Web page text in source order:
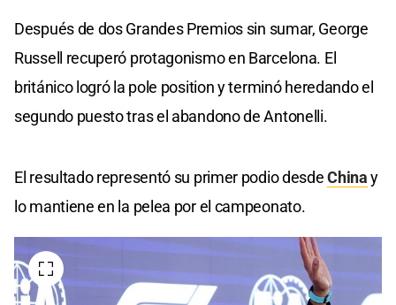
Después de dos Grandes Premios sin sumar, George
Russell recuperó protagonismo en Barcelona. El
británico logró la pole position y terminó heredando el
segundo puesto tras el abandono de Antonelli.
El resultado representó su primer podio desdeChinay
lo mantiene en la pelea por el campeonato.